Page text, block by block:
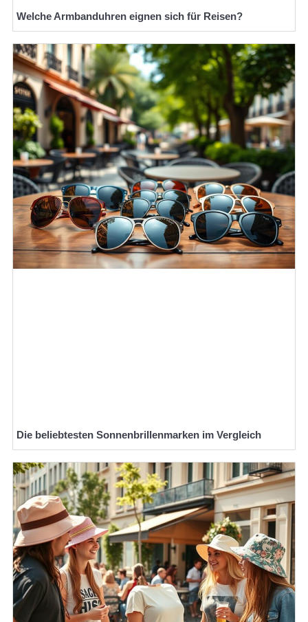
Welche Armbanduhren eignen sich für Reisen?
Die beliebtesten Sonnenbrillenmarken im Vergleich